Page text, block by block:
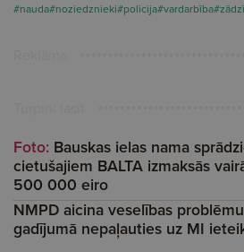
#nauda#noziedznieki#policija#vardarbība
Foto: Bauskas ielas nama
cietušajiem BALTA izmaksās
500 000 eiro
NMPD aicina veselības problēmu
gadījumā nepaļauties uz MI